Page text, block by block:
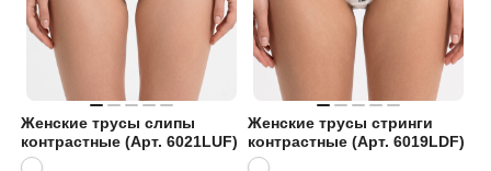
Женские трусы слипы
контрастные (Арт. 6021LUF)
Женские трусы стринги
контрастные (Арт. 6019LDF)